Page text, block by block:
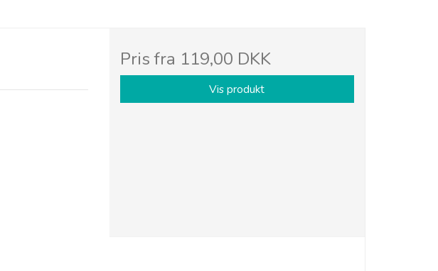
Pris fra 119,00 DKK
Vis produkt